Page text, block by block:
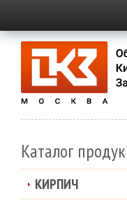
Каталог
КИРПИЧ